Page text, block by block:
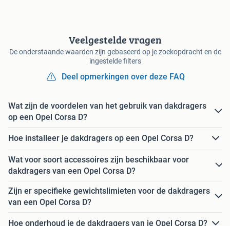
Veelgestelde vragen
De onderstaande waarden zijn gebaseerd op je zoekopdracht en de
ingestelde filters
Deel opmerkingen over deze FAQ
Wat zijn de voordelen van het gebruik van dakdragers
op een Opel Corsa D?
Hoe installeer je dakdragers op een Opel Corsa D?
Wat voor soort accessoires zijn beschikbaar voor
dakdragers van een Opel Corsa D?
Zijn er specifieke gewichtslimieten voor de dakdragers
van een Opel Corsa D?
Hoe onderhoud je de dakdragers van je Opel Corsa D?